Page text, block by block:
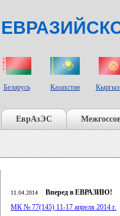
Беларусь Казахстан
ЕврАзЭС
11.04.2014
Вперед в ЕВРАЗИЮ!
МК № 77(145) 11-17 апреля 2014 г.